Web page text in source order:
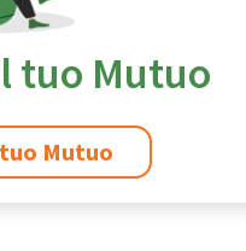
tuo Mutuo
Mutuo